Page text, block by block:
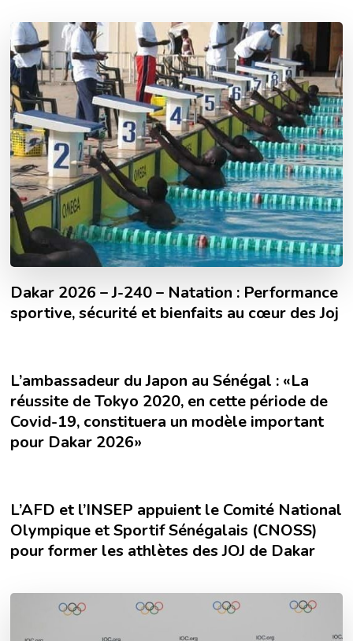
Dakar 2026 – J-240 – Natation : Performance
sportive, sécurité et bienfaits au cœur des Joj
L’ambassadeur du Japon au Sénégal : «La
réussite de Tokyo 2020, en cette période de
Covid-19, constituera un modèle important
pour Dakar 2026»
L’AFD et l’INSEP appuient le Comité National
Olympique et Sportif Sénégalais (CNOSS)
pour former les athlètes des JOJ de Dakar